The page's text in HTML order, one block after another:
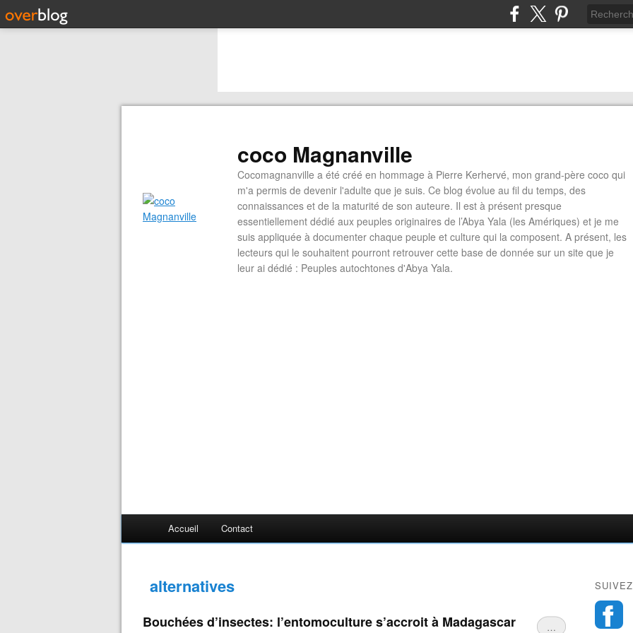
coco Magnanville
Cocomagnanville a été créé en hommage à Pierre Kerhervé, mon grand-père coco qui
m'a permis de devenir l'adulte que je suis. Ce blog évolue au fil du temps, des
connaissances et de la maturité de son auteure. Il est à présent presque
essentiellement dédié aux peuples originaires de l’Abya Yala (les Amériques) et je me
suis appliquée à documenter chaque peuple et culture qui la composent. A présent, les
lecteurs qui le souhaitent pourront retrouver cette base de donnée sur un site que je
leur ai dédié : Peuples autochtones d'Abya Yala.
Accueil Contact
alternatives
…
Bouchées d’insectes: l’entomoculture s’accroit à Madagascar